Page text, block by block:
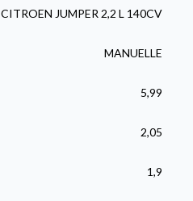
CITROEN JUMPER 2,2 L 140CV
MANUELLE
5,99
2,05
1,9